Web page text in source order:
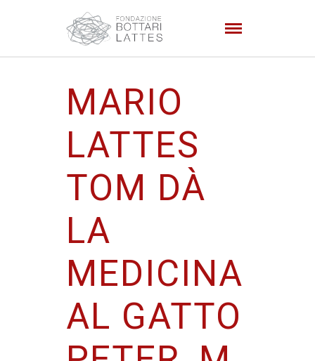
MARIO
LATTES
TOM DÀ
LA
MEDICINA
AL GATTO